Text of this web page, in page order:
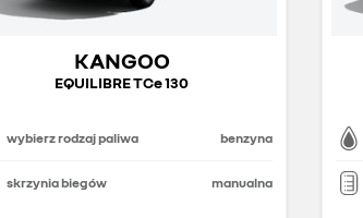
KANGOO
EQUILIBRE TCe 130
wybierz rodzaj paliwa benzyna
skrzynia biegów manualna